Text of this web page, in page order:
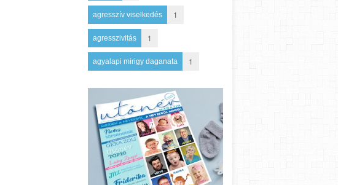
agresszív viselkedés 1
agresszivitás 1
agyalapi mirigy daganata 1